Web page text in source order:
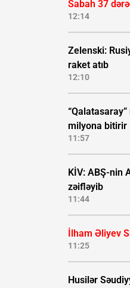
Sabah 37
12:14
Zelenski:
raket atıb
12:10
milyona bitirir
11:57
KİV: ABŞ-nin
zəifləyib
11:44
İlham Əliyev
11:25
Husilər